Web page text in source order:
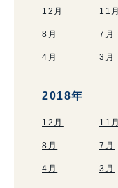
12月 11月
8月 7月
4月 3月
2018年
12月 11月
8月 7月
4月 3月